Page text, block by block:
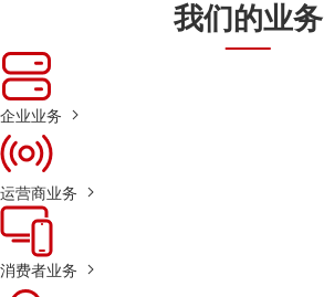
我们的业务
企业业务
运营商业务
消费者业务